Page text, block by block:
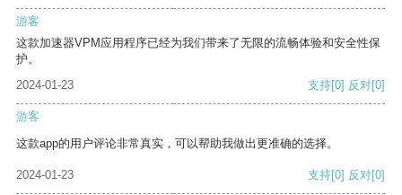
游客
这款加速器VPM应用程序已经为我们带来了无限的流畅体验和安全性保
护。
2024-01-23
支持[0] 反对[0]
游客
这款app的用户评论非常真实，可以帮助我做出更准确的选择。
2024-01-23 支持[0] 反对[0]